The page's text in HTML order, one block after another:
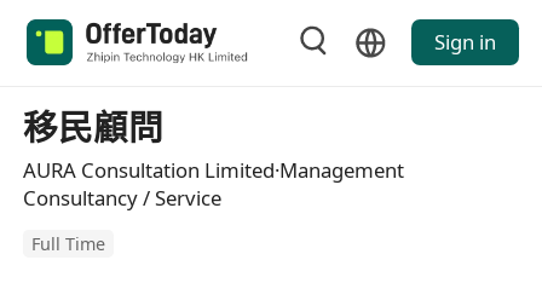
Sign in
移民顧問
AURA Consultation Limited·Management
Consultancy / Service
Full Time